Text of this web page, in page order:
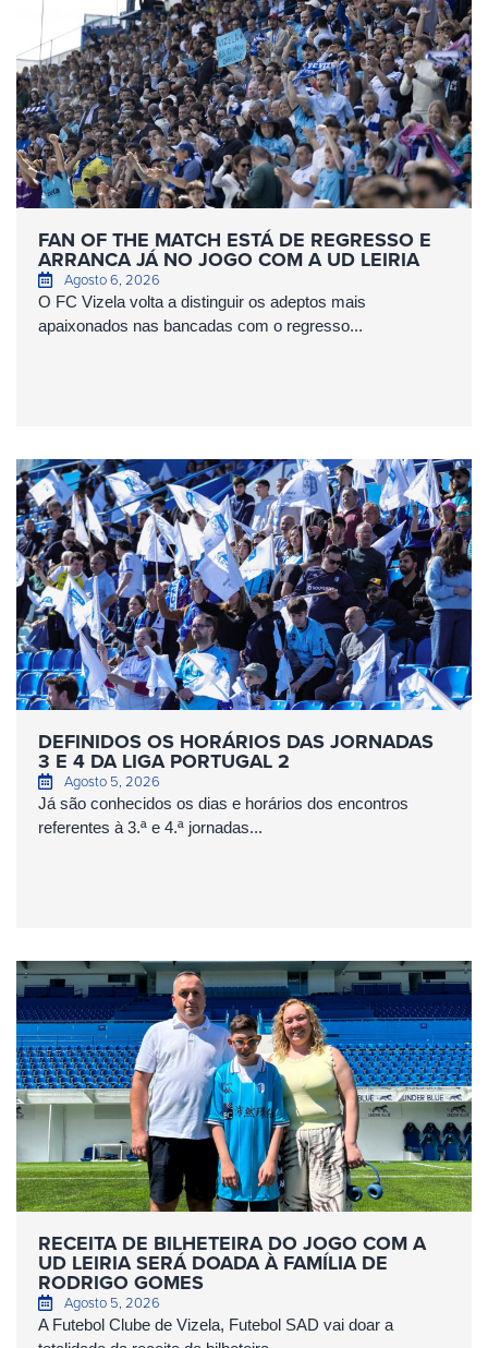
FAN OF THE MATCH ESTÁ DE REGRESSO E
ARRANCA JÁ NO JOGO COM A UD LEIRIA
Agosto 6, 2026
O FC Vizela volta a distinguir os adeptos mais
apaixonados nas bancadas com o regresso...
DEFINIDOS OS HORÁRIOS DAS JORNADAS
3 E 4 DA LIGA PORTUGAL 2
Agosto 5, 2026
Já são conhecidos os dias e horários dos encontros
referentes à 3.ª e 4.ª jornadas...
RECEITA DE BILHETEIRA DO JOGO COM A
UD LEIRIA SERÁ DOADA À FAMÍLIA DE
RODRIGO GOMES
Agosto 5, 2026
A Futebol Clube de Vizela, Futebol SAD vai doar a